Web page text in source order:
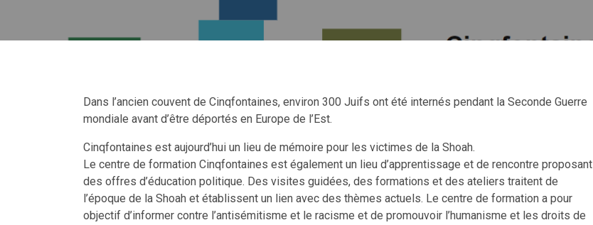
Dans l’ancien couvent de Cinqfontaines, environ 300 Juifs ont été internés pendant la Seconde Guerre
mondiale avant d’être déportés en Europe de l’Est.
Cinqfontaines est aujourd’hui un lieu de mémoire pour les victimes de la Shoah.
Le centre de formation Cinqfontaines est également un lieu d’apprentissage et de rencontre proposant
des offres d’éducation politique. Des visites guidées, des formations et des ateliers traitent de
l’époque de la Shoah et établissent un lien avec des thèmes actuels. Le centre de formation a pour
objectif d’informer contre l’antisémitisme et le racisme et de promouvoir l’humanisme et les droits de